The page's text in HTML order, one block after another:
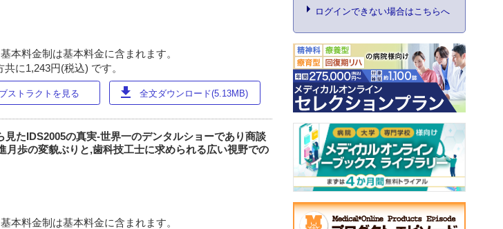
本料金制は基本料金に含まれます。
に1,243円(税込) です。
ストラクトを見る download 全文ダウンロード(5.13MB)
たIDS2005の真実‐世界一のデンタルショーであり商談
歩の変貌ぶりと,歯科技工士に求められる広い視野での
本料金制は基本料金に含まれます。
ログインできない場合はこちらへ